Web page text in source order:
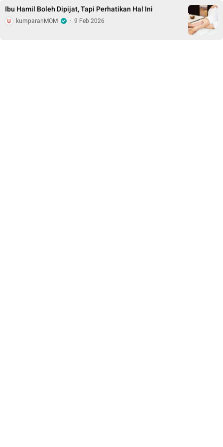
Ibu Hamil Boleh Dipijat, Tapi Perhatikan Hal Ini
kumparanMOM · 9 Feb 2026